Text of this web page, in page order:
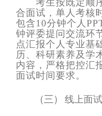
考生按既定顺
合面试，单人考核
包含10分钟个人
钟评委提问交流环
点汇报个人专业基
历、科研素养及学
内容，严格把控汇
面试时间要求。
（三） 线上面